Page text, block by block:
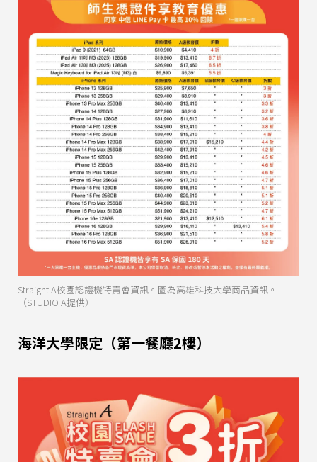
Straight A校園認證機特賣會資訊。圖為高雄科技大學商品資訊。
（STUDIO A提供）
海洋大學限定（第一餐廳2樓）